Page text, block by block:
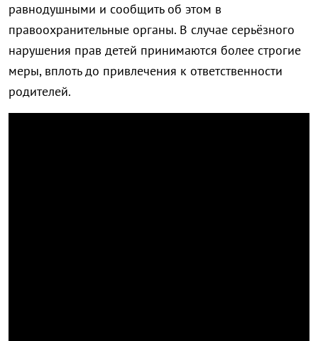
равнодушными и сообщить об этом в
правоохранительные органы. В случае серьёзного
нарушения прав детей принимаются более строгие
меры, вплоть до привлечения к ответственности
родителей.